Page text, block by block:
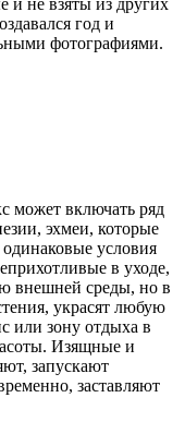
и не взяты из других
год и
фотографиями.
может включать ряд
эхмеи, которые
условия
в уходе,
внешней среды, но в
украсят любую
или зону отдыха в
Изящные и
запускают
заставляют